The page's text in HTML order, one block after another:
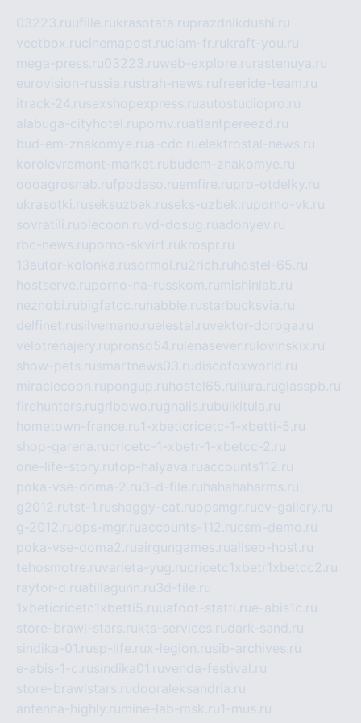
03223.ruufille.rukrasotata.ruprazdnikdushi.ru
veetbox.rucinemapost.ruciam-fr.rukraft-you.ru
mega-press.ru03223.ruweb-explore.ru rastenuya.ru
eurovision-russia.rustrah-news.rufreeride-team.ru
itrack-24.rusexshopexpress.ruautostudiopro.ru
alabuga-cityhotel.rupornv.ruatlantpereezd.ru
bud-em-znakomye.rua-cdc.ruelektrostal-news.ru
korolevremont-market.rubudem-znakomye.ru
oooagrosnab.rufpodaso.ruemfire.rupro-otdelky.ru
ukrasotki.ruseksuzbek.ruseks-uzbek.ruporno-vk.ru
sovratili.ruolecoon.ruvd-dosug.ruadonyev.ru
rbc-news.ruporno-skvirt.rukrospr.ru
13autor-kolonka.rusormol.ru2rich.ru hostel-65.ru
hostserve.ruporno-na-russkom.ru mishinlab.ru
neznobi.rubigfatcc.ru habble.rustarbucksvia.ru
delfinet.rusilvernano.ruelestal.ruvektor-doroga.ru
velotrenajery.rupronso54.ru lenasever.ru lovinskix.ru
show-pets.rusmartnews03.rudiscofoxworld.ru
miraclecoon.rupongup.ru hostel65.ru liura.ruglasspb.ru
firehunters.rugribowo.rugnalis.rubulkitula.ru
hometown-france.ru1-xbeticricetc-1-xbetti-5.ru
shop-garena.rucricetc-1-xbetr-1-xbetcc-2.ru
one-life-story.rutop-halyava.ruaccounts112.ru
poka-vse-doma-2.ru3-d-file.ru hahahaharms.ru
g2012.rutst-1.rushaggy-cat.ruopsmgr.ruev-gallery.ru
g-2012.ruops-mgr.ruaccounts-112.rucsm-demo.ru
poka-vse-doma2.ruairgungames.ruallseo-host.ru
tehosmotre.ruvarieta-yug.rucricetc1xbetr1xbetcc2.ru
raytor-d.ruatillagunn.ru3d-file.ru
1xbeticricetc1xbetti5.ruuafoot-statti.rue-abis1c.ru
store-brawl-stars.rukts-services.rudark-sand.ru
sindika-01.rusp-life.rux-legion.rusib-archives.ru
e-abis-1-c.rusindika01.ruvenda-festival.ru
store-brawlstars.rudooraleksandria.ru
antenna-highly.ru mine-lab-msk.ru1-mus.ru